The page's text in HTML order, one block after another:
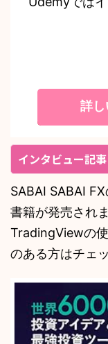
詳し
インタビュー記事
SABAI SABAI
書籍が発売されま
TradingViewの
のある方はチェ